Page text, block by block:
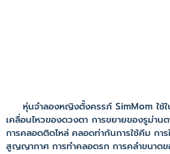
หุ่นจำลองหญิงตั้งครรภ์ SimMom ใช้ใน
เคลื่อนไหวของดวงตา การขยายของรูม่า
การคลอดติดไหล่ คลอดท่าก้นการใช้คีม การ
สูญญากาศ การทำคลอดรก การคลำขนาดข